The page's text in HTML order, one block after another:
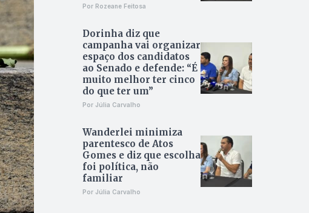
Por Rozeane Feitosa
Dorinha diz que
campanha vai organizar
espaço dos candidatos
ao Senado e defende: “É
muito melhor ter cinco
do que ter um”
Por Júlia Carvalho
Wanderlei minimiza
parentesco de Atos
Gomes e diz que escolha
foi política, não
familiar
Por Júlia Carvalho